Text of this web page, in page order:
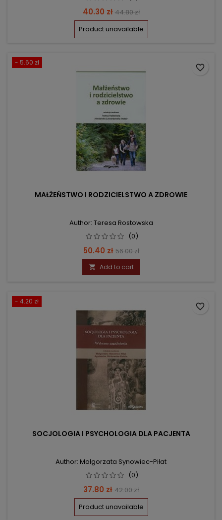
Price
40.30 zł Regular
price
44.80 zł
Product unavailable
- 5.60 zł
MAŁŻEŃSTWO I RODZICIELSTWO A ZDROWIE
Author: Teresa Rostowska
(0)
Price
50.40 zł Regular
price
56.00 zł
 Add to cart
favorite_border
- 4.20 zł
SOCJOLOGIA I PSYCHOLOGIA DLA PACJENTA
Author: Małgorzata Synowiec-Piłat
(0)
Price
37.80 zł Regular
price
42.00 zł
Product unavailable
favorite_border